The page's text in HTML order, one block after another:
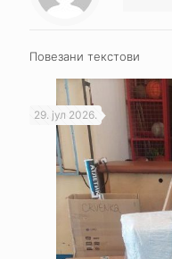
Повезани текстови
29. јул 2026.